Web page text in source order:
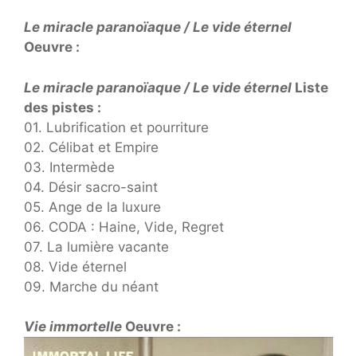
Le miracle paranoïaque / Le vide éternel
Oeuvre :
Le miracle paranoïaque / Le vide éternel Liste
des pistes :
01. Lubrification et pourriture
02. Célibat et Empire
03. Intermède
04. Désir sacro-saint
05. Ange de la luxure
06. CODA : Haine, Vide, Regret
07. La lumière vacante
08. Vide éternel
09. Marche du néant
Vie immortelle Oeuvre :